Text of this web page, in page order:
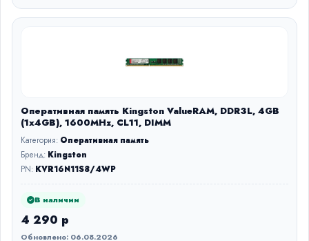
Оперативная память Kingston ValueRAM, DDR3L, 4GB
(1x4GB), 1600MHz, CL11, DIMM
Категория: Оперативная память
Бренд: Kingston
PN: KVR16N11S8/4WP
В наличии
4 290 р
Обновлено: 06.08.2026